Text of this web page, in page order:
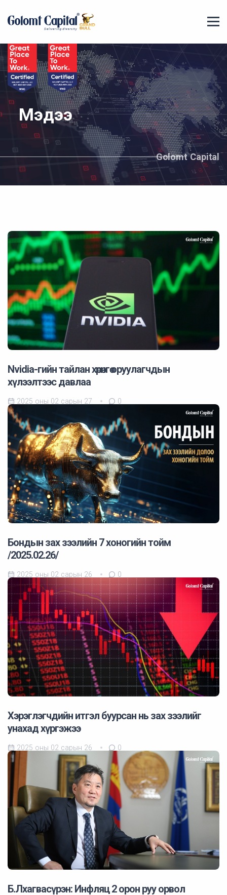
Golomt Capital
Мэдээ
Nvidia-гийн тайлан хөрөнгө оруулагчдын
хүлээлтээс давлаа
2025 оны 02 сарын 27 0
Бондын зах зээлийн 7 хоногийн тойм
/2025.02.26/
2025 оны 02 сарын 26 0
Хэрэглэгчдийн итгэл буурсан нь зах зээлийг
унахад хүргэжээ
2025 оны 02 сарын 26 0
Б.Лхагвасүрэн: Инфляц 2 орон руу орвол